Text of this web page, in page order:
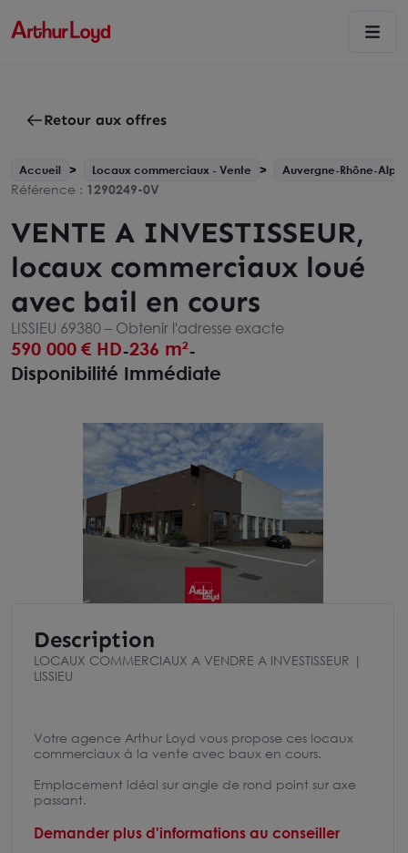
Retour aux offres
Accueil Locaux commerciaux - Vente Auvergne-Rhône-Alpes
Référence : 1290249-0V
VENTE A INVESTISSEUR,
locaux commerciaux loué
avec bail en cours
LISSIEU 69380 – Obtenir l'adresse exacte
590 000 € HD-236 m²-
Disponibilité Immédiate
Description
LOCAUX COMMERCIAUX A VENDRE A INVESTISSEUR |
LISSIEU
Votre agence Arthur Loyd vous propose ces locaux
commerciaux à la vente avec baux en cours.
Emplacement idéal sur angle de rond point sur axe
passant.
Demander plus d'informations au conseiller